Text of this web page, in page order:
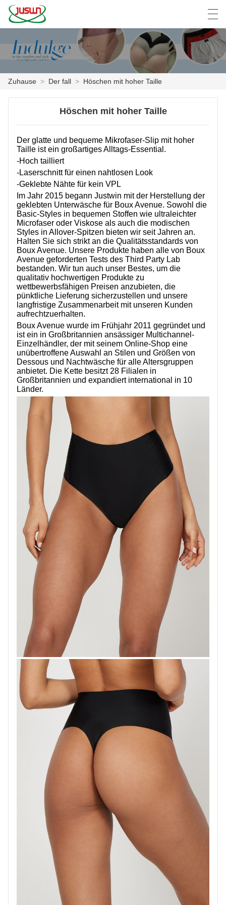
ZUHAUSE
NACHRICHTEN
DER FALL
FABRIK
KONTAKTIERE UNS
ÜBER UNS
Deutsch English Español
Zuhause > Der fall > Höschen mit hoher Taille
Höschen mit hoher Taille
Der glatte und bequeme Mikrofaser-Slip mit hoher
Taille ist ein großartiges Alltags-Essential.
-Hoch tailliert
-Laserschnitt für einen nahtlosen Look
-Geklebte Nähte für kein VPL
Im Jahr 2015 begann Justwin mit der Herstellung der
geklebten Unterwäsche für Boux Avenue. Sowohl die
Basic-Styles in bequemen Stoffen wie ultraleichter
Microfaser oder Viskose als auch die modischen
Styles in Allover-Spitzen bieten wir seit Jahren an.
Halten Sie sich strikt an die Qualitätsstandards von
Boux Avenue. Unsere Produkte haben alle von Boux
Avenue geforderten Tests des Third Party Lab
bestanden. Wir tun auch unser Bestes, um die
qualitativ hochwertigen Produkte zu
wettbewerbsfähigen Preisen anzubieten, die
pünktliche Lieferung sicherzustellen und unsere
langfristige Zusammenarbeit mit unseren Kunden
aufrechtzuerhalten.
Boux Avenue wurde im Frühjahr 2011 gegründet und
ist ein in Großbritannien ansässiger Multichannel-
Einzelhändler, der mit seinem Online-Shop eine
unübertroffene Auswahl an Stilen und Größen von
Dessous und Nachtwäsche für alle Altersgruppen
anbietet. Die Kette besitzt 28 Filialen in
Großbritannien und expandiert international in 10
Länder.